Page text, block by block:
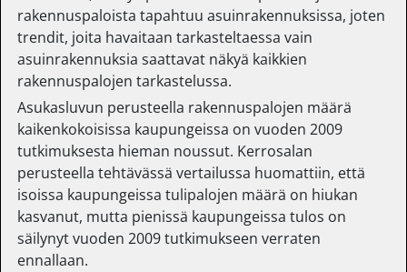
rakennuspaloista tapahtuu asuinrakennuksissa, joten
trendit, joita havaitaan tarkasteltaessa vain
asuinrakennuksia saattavat näkyä kaikkien
rakennuspalojen tarkastelussa.
Asukasluvun perusteella rakennuspalojen määrä
kaikenkokoisissa kaupungeissa on vuoden 2009
tutkimuksesta hieman noussut. Kerrosalan
perusteella tehtävässä vertailussa huomattiin, että
isoissa kaupungeissa tulipalojen määrä on hiukan
kasvanut, mutta pienissä kaupungeissa tulos on
säilynyt vuoden 2009 tutkimukseen verraten
ennallaan.